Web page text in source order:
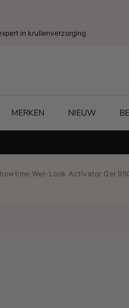
in krullenverzorging
MERKEN NIEUW
Wet-Look Activator Gel